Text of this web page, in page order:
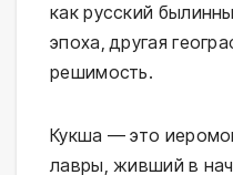
как русский
эпоха, другая
решимость.
Кукша — это
лавры, живший в